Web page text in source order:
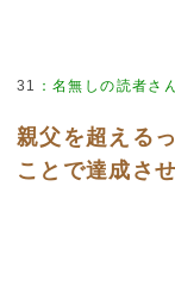
31 ：名無しの読者さ
親父を超える
ことで達成さ